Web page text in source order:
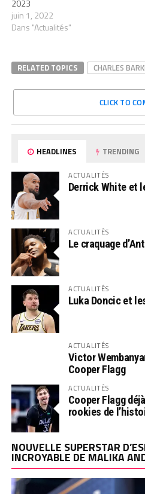
2023
juin 1, 2022
Dans "Actualités"
RELATED TOPICS CHARLES
CLICK TO
HEADLINES TRENDING
ACTUALITÉS
Derrick White et
ACTUALITÉS
Le craquage
ACTUALITÉS
Luka Doncic et
ACTUALITÉS
Victor
Cooper Flagg
ACTUALITÉS
Cooper Flagg
rookies de
NOUVELLE SUPERSTAR
INCROYABLE DE MALIKA